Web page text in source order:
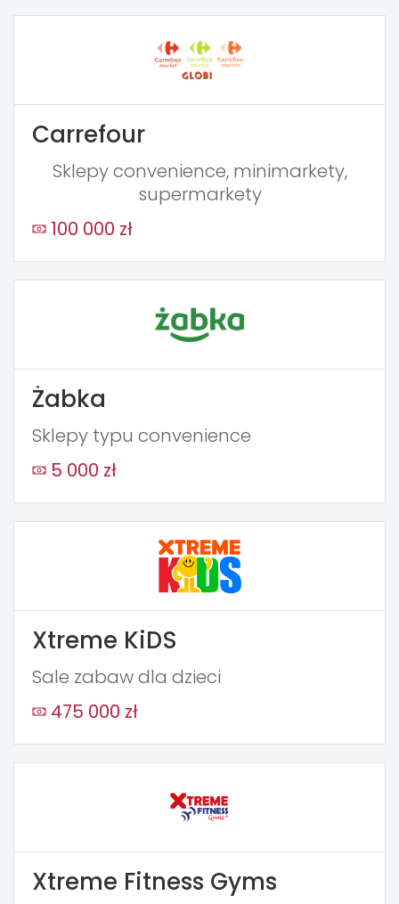
Carrefour
Sklepy convenience, minimarkety,
supermarkety
100 000 zł
Żabka
Sklepy typu convenience
5 000 zł
Xtreme KiDS
Sale zabaw dla dzieci
475 000 zł
Xtreme Fitness Gyms